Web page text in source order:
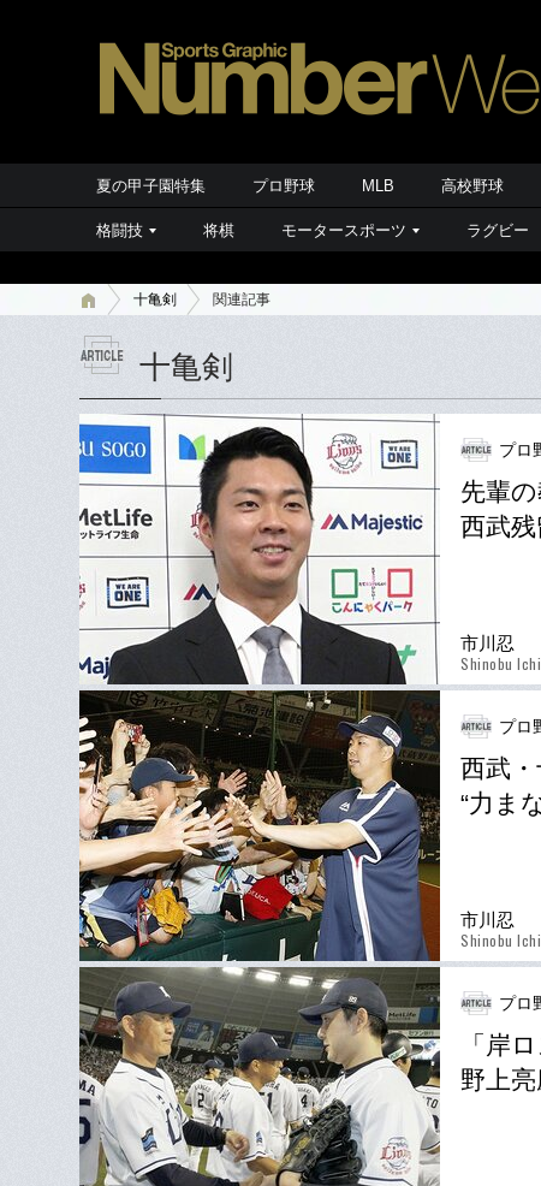
夏の甲子園特集 プロ野球 MLB 高校野球
格闘技 将棋 モータースポーツ ラグビー
十亀剣 関連記事
十亀剣
プロ
先輩
西武残
市川忍
Shinobu
プロ
西武・
“力ま
市川忍
Shinobu
プロ
「岸
野上